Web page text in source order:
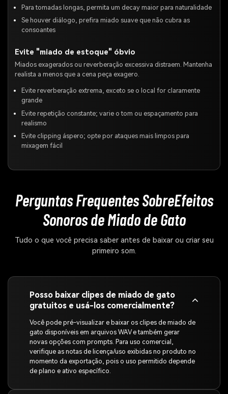
Para tomadas longas, permita um decay maior para naturalidade
Se houver diálogo, prefira miado suave que não cubra as
consoantes
Evite "miado de estoque" óbvio
Miados exagerados ou reverberação excessiva distraem. Mantenha
realista a menos que a cena peça exagero.
Evite reverberação extrema, exceto se o local for claramente
grande
Evite repetição constante; varie o tom ou espaçamento para
realismo
Evite clipping áspero; opte por ataques mais limpos para
mixagem fácil
Perguntas Frequentes SobreEfeitos
Sonoros de Miado de Gato
Tudo o que você precisa saber antes de baixar ou criar seu
primeiro som.
Posso baixar clipes de miado de gato
gratuitos e usá-los comercialmente?
Você pode pré-visualizar e baixar os clipes de miado de
gato disponíveis em arquivos WAV e também gerar
novas opções com prompts. Para uso comercial,
verifique as notas de licença/uso exibidas no produto no
momento da exportação, pois o uso permitido depende
de plano e ativo específico.